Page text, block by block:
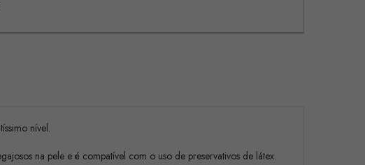
nível.
na pele e é compatível com o uso de preservativos de látex.